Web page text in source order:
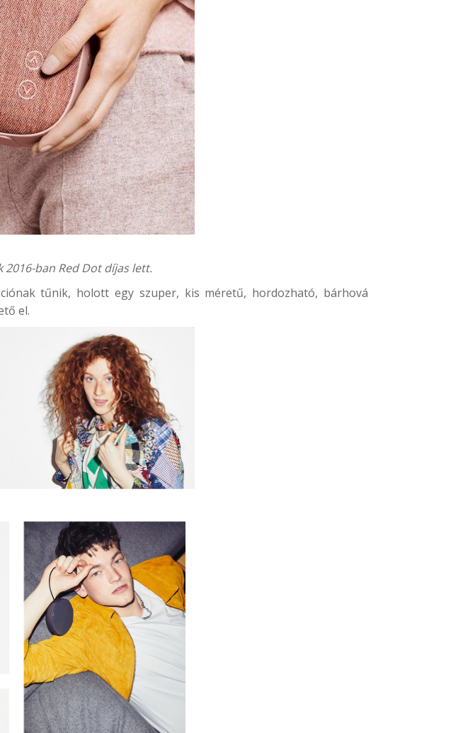
ban Red Dot díjas lett.
tűnik, holott egy szuper, kis méretű, hordozható, bárhová
el.